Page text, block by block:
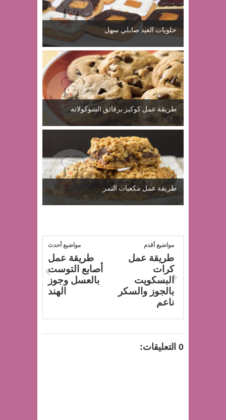
حلويات العيد صابلي سهل
طريقة عمل كوكيز برقائق الشوكولاته
طريقة عمل مكعبات التمر
مواضيع أحدث
طريقة عمل
أصابع التوست
بالعسل وجوز
الهند
مواضيع أقدم
طريقة عمل
كرات
البسكويت
بالجوز والسكر
ناعم
0 التعليقات: